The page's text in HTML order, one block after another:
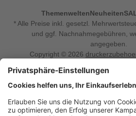
ThemenweltenNeuheiten
* Alle Preise inkl. gesetzl.
und ggf. Nachnahmegebühren,
angegeben.
Copyright © 2026
Vertrag widerrufen
Druckerzubehoer.de – preiswerte
Sie sind auf der Suche nach dem
oder Zubehör für das Büro, den